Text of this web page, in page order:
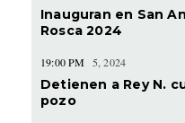
Inauguran en San
Rosca 2024
19:00 PM 5, 2024
Detienen a Rey N.
pozo